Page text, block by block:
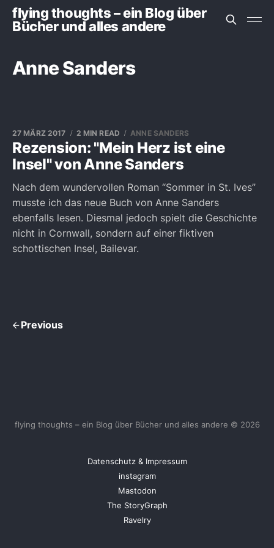
flying thoughts – ein Blog über
Bücher und alles andere
Anne Sanders
Rezension: "Mein Herz ist eine
Insel" von Anne Sanders
27 MÄRZ 2017 2 MIN READ ANNE SANDERS
Nach dem wundervollen Roman “Sommer in St. Ives”
musste ich das neue Buch von Anne Sanders
ebenfalls lesen. Diesmal jedoch spielt die Geschichte
nicht in Cornwall, sondern auf einer fiktiven
schottischen Insel, Bailevar.
Previous
flying thoughts – ein Blog über Bücher und alles andere © 2026
Datenschutz & Impressum
instagram
Mastodon
The StoryGraph
Ravelry